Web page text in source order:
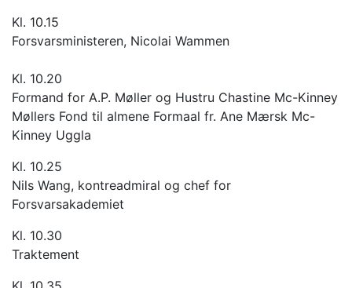
Kl. 10.15
Forsvarsministeren, Nicolai Wammen
Kl. 10.20
Formand for A.P. Møller og Hustru Chastine Mc-Kinney
Møllers Fond til almene Formaal fr. Ane Mærsk Mc-
Kinney Uggla
Kl. 10.25
Nils Wang, kontreadmiral og chef for
Forsvarsakademiet
Kl. 10.30
Traktement